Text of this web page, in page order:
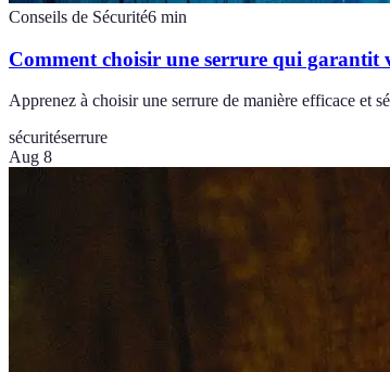
Conseils de Sécurité6 min
Comment choisir une serrure qui garantit
Apprenez à choisir une serrure de manière efficace et
sécuritéserrure
Aug 8